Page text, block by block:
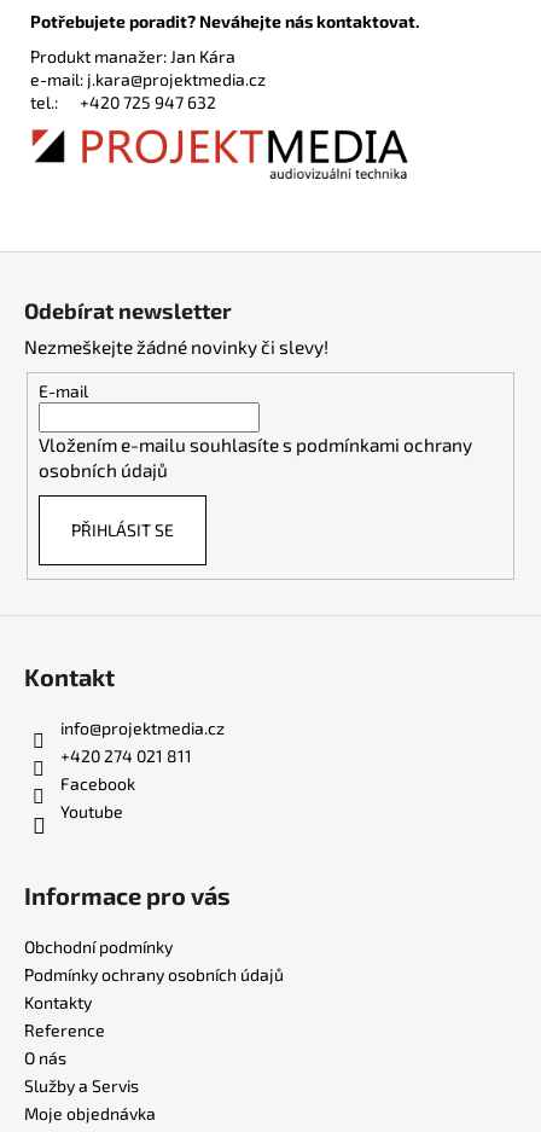
Potřebujete poradit? Neváhejte nás kontaktovat.
Produkt manažer: Jan Kára
e-mail: j.kara@projektmedia.cz
tel.: +420 725 947 632
Odebírat newsletter
Nezmeškejte žádné novinky či slevy!
E-mail
Vložením e-mailu souhlasíte s podmínkami ochrany
osobních údajů
PŘIHLÁSIT SE
Kontakt
info@projektmedia.cz
+420 274 021 811
Facebook
Youtube
Informace pro vás
Obchodní podmínky
Podmínky ochrany osobních údajů
Kontakty
Reference
O nás
Služby a Servis
Moje objednávka